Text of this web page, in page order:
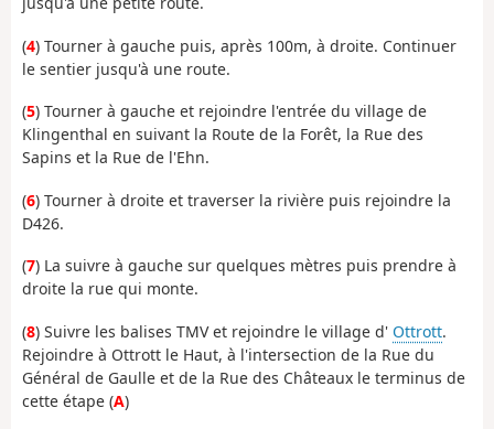
(4) Tourner à gauche puis, après 100m, à droite. Continuer
le sentier jusqu'à une route.
(5) Tourner à gauche et rejoindre l'entrée du village de
Klingenthal en suivant la Route de la Forêt, la Rue des
Sapins et la Rue de l'Ehn.
(6) Tourner à droite et traverser la rivière puis rejoindre la
D426.
(7) La suivre à gauche sur quelques mètres puis prendre à
droite la rue qui monte.
(8) Suivre les balises TMV et rejoindre le village d' Ottrott.
Rejoindre à Ottrott le Haut, à l'intersection de la Rue du
Général de Gaulle et de la Rue des Châteaux le terminus de
cette étape (A)